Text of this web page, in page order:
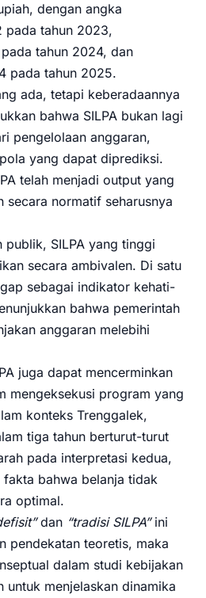
dengan angka
pada tahun 2023,
tahun 2024, dan
pada tahun 2025.
ada, tetapi keberadaannya
bahwa SILPA bukan lagi
pengelolaan anggaran,
yang dapat diprediksi.
telah menjadi output yang
secara normatif seharusnya
publik, SILPA yang tinggi
secara ambivalen. Di satu
sebagai indikator kehati-
bahwa pemerintah
anggaran melebihi
juga dapat mencerminkan
mengeksekusi program yang
konteks Trenggalek,
tiga tahun berturut-turut
pada interpretasi kedua,
bahwa belanja tidak
optimal.
dan “tradisi SILPA”ini
pendekatan teoretis, maka
dalam studi kebijakan
untuk menjelaskan dinamika